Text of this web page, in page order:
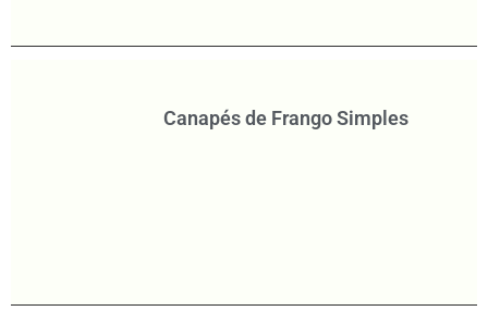
Canapés de Frango Simples